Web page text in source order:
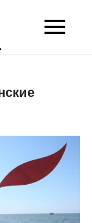
Open-UA
NET
Це ваше надійне
експертних думок